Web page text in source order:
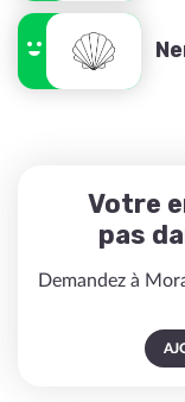
Votre
pas
Demandez à